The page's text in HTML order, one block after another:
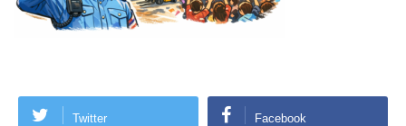
Twitter Facebook